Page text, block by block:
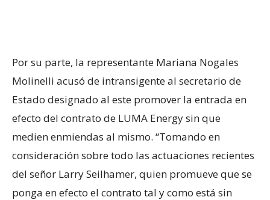
Por su parte, la representante Mariana Nogales
Molinelli acusó de intransigente al secretario de
Estado designado al este promover la entrada en
efecto del contrato de LUMA Energy sin que
medien enmiendas al mismo. “Tomando en
consideración sobre todo las actuaciones recientes
del señor Larry Seilhamer, quien promueve que se
ponga en efecto el contrato tal y como está sin